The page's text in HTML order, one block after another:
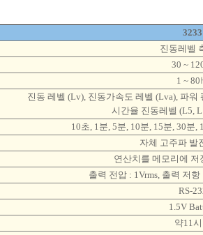
3233
진동레벨
30 ~
1 ~ 80
진동 레벨 (Lv), 진동가속도 레벨 (Lva), 파워
시간율 진동레벨 (L5,
10초, 1분, 5분, 10분, 15분, 30분,
자체 고주파 발
연산치를 메모리에 저
출력 전압 : 1Vrms, 출력 저
RS-
1.5V
약11